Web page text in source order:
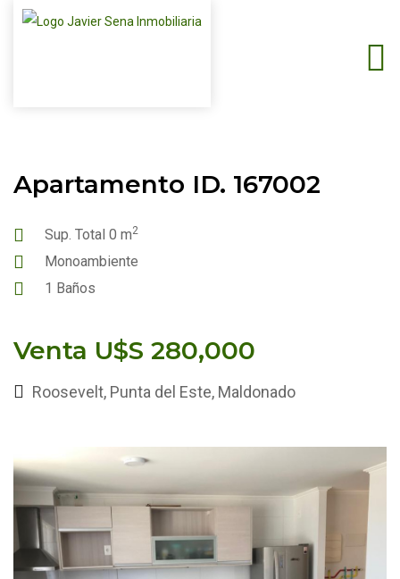
Apartamento ID. 167002
Sup. Total 0 m2
Monoambiente
1 Baños
Venta U$S 280,000
Roosevelt, Punta del Este, Maldonado